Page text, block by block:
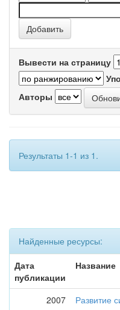
Вывести на страницу
Авторы
Результаты 1-1 из 1.
Найденные ресурсы:
Дата
публикации
Название
2007
Развитие